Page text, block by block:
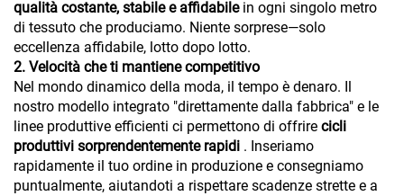
qualità costante, stabile e affidabile in ogni singolo metro
di tessuto che produciamo. Niente sorprese—solo
eccellenza affidabile, lotto dopo lotto.
2. Velocità che ti mantiene competitivo
Nel mondo dinamico della moda, il tempo è denaro. Il
nostro modello integrato "direttamente dalla fabbrica" e le
linee produttive efficienti ci permettono di offrire cicli
produttivi sorprendentemente rapidi . Inseriamo
rapidamente il tuo ordine in produzione e consegniamo
puntualmente, aiutandoti a rispettare scadenze strette e a